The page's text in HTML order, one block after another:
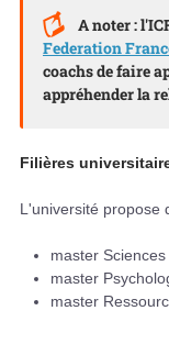
A noter :
Federation
coachs de faire
appréhender la
Filières
L'université propose
master
master
master